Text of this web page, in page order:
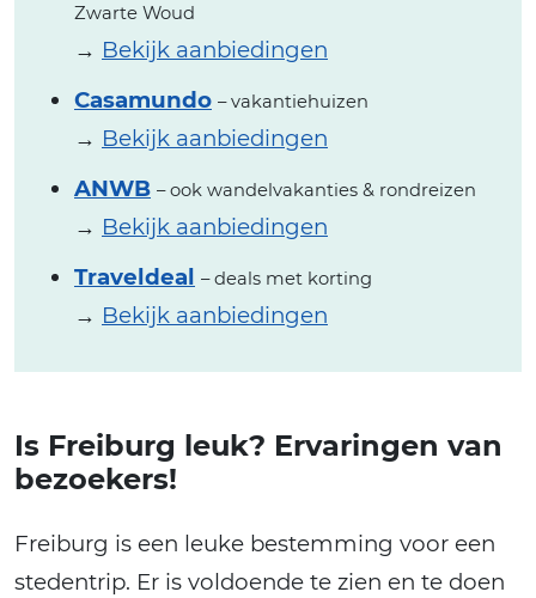
Zwarte Woud
→ Bekijk aanbiedingen
Casamundo – vakantiehuizen
→ Bekijk aanbiedingen
ANWB – ook wandelvakanties & rondreizen
→ Bekijk aanbiedingen
Traveldeal – deals met korting
→ Bekijk aanbiedingen
Is Freiburg leuk? Ervaringen van
bezoekers!
Freiburg is een leuke bestemming voor een
stedentrip. Er is voldoende te zien en te doen